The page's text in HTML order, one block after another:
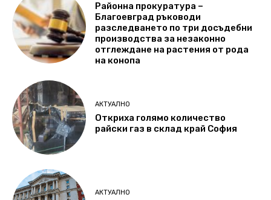
Районна прокуратура –
Благоевград ръководи
разследването по три досъдебни
производства за незаконно
отглеждане на растения от рода
на конопа
АКТУАЛНО
Откриха голямо количество
райски газ в склад край София
АКТУАЛНО